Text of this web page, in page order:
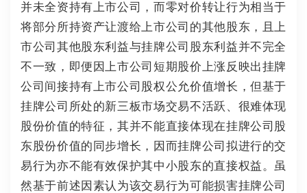
并未全资持有上市公司，而零对价转让行为相当于
将部分所持资产让渡给上市公司的其他股东，且上
市公司其他股东利益与挂牌公司股东利益并不完全
不一致，即便因上市公司短期股价上涨反映出挂牌
公司间接持有上市公司股权公允价值增长，但基于
挂牌公司所处的新三板市场交易不活跃、很难体现
股份价值的特征，其并不能直接体现在挂牌公司股
东股份价值的同步增长，因而挂牌公司拟进行的交
易行为亦不能有效保护其中小股东的直接权益。虽
然基于前述因素认为该交易行为可能损害挂牌公司